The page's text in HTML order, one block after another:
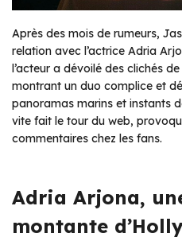
Après des mois de rumeurs,
relation avec l’actrice Adria
l’acteur a dévoilé des clichés
montrant un duo complice et
panoramas marins et instants
vite fait le tour du web,
commentaires chez les fans.
Adria Arjona,
montante